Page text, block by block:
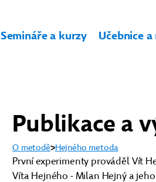
Semináře a kurzy Učebnice
Publikace a
O metodě Hejného metoda
První experimenty prováděl Vít
Víta Hejného - Milan Hejný a